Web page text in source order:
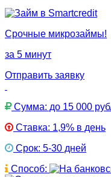
Срочные микрозаймы!
за 5 минут
Отправить заявку
Сумма: до 15 000
Ставка: 1,9% в день
Срок: 5-30 дней
Способ: